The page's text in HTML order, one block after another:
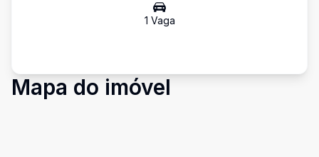
1 Vaga
Mapa do imóvel